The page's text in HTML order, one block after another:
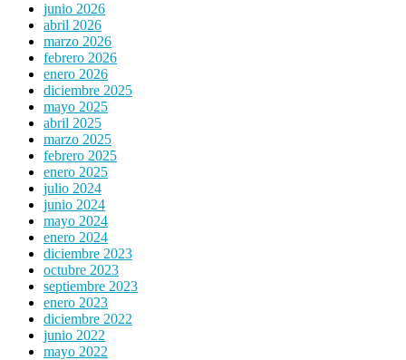
junio 2026
abril 2026
marzo 2026
febrero 2026
enero 2026
diciembre 2025
mayo 2025
abril 2025
marzo 2025
febrero 2025
enero 2025
julio 2024
junio 2024
mayo 2024
enero 2024
diciembre 2023
octubre 2023
septiembre 2023
enero 2023
diciembre 2022
junio 2022
mayo 2022